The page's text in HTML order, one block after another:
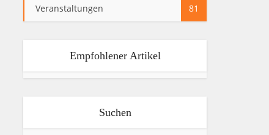
Veranstaltungen 81
Empfohlener Artikel
Suchen